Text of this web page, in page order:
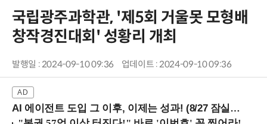
국립광주과학관, '제5회 거울못 모형배
창작경진대회' 성황리 개최
발행일 : 2024-09-10 09:36 업데이트 : 2024-09-10 09:36
AI 에이전트 도입 그 이후, 이제는 성과! (8/27 잠실역)